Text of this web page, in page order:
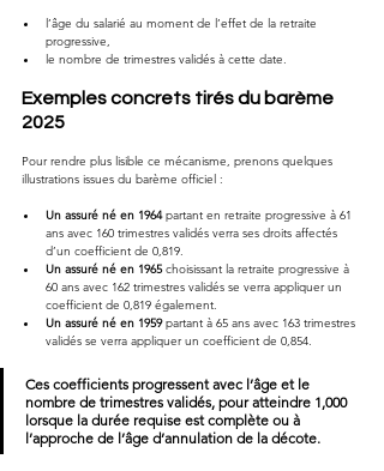
l’âge du salarié au moment de l’effet de la retraite
progressive,
le nombre de trimestres validés à cette date.
Exemples concrets tirés du barème
2025
Pour rendre plus lisible ce mécanisme, prenons quelques
illustrations issues du barème officiel :
Un assuré né en 1964 partant en retraite progressive à 61
ans avec 160 trimestres validés verra ses droits affectés
d’un coefficient de 0,819.
Un assuré né en 1965 choisissant la retraite progressive à
60 ans avec 162 trimestres validés se verra appliquer un
coefficient de 0,819 également.
Un assuré né en 1959 partant à 65 ans avec 163 trimestres
validés se verra appliquer un coefficient de 0,854.
Ces coefficients progressent avec l’âge et le
nombre de trimestres validés, pour atteindre 1,000
lorsque la durée requise est complète ou à
l’approche de l’âge d’annulation de la décote.